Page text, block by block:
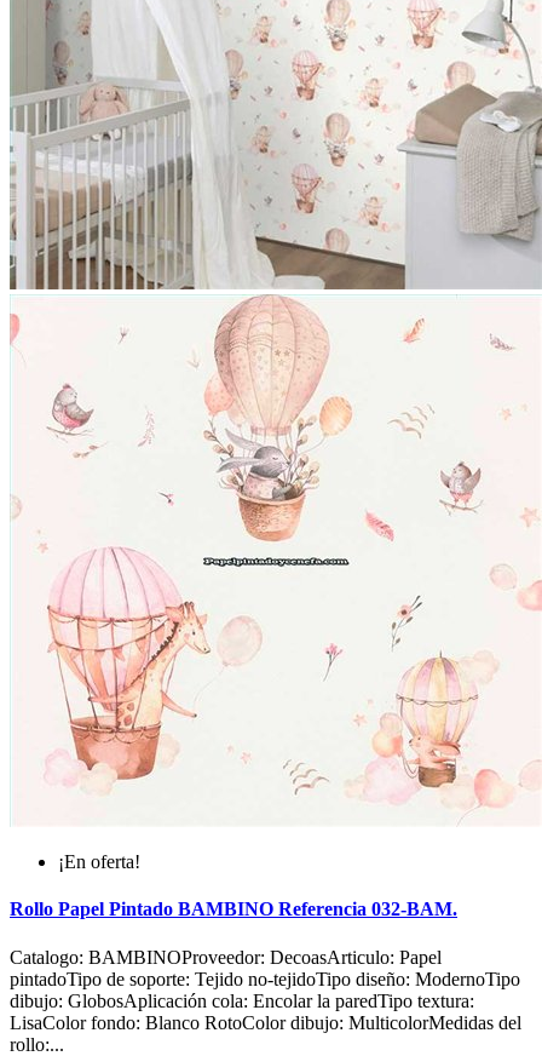
¡En oferta!
Rollo Papel Pintado BAMBINO Referencia 032-BAM.
Catalogo: BAMBINOProveedor: DecoasArticulo: Papel
pintadoTipo de soporte: Tejido no-tejidoTipo diseño: ModernoTipo
dibujo: GlobosAplicación cola: Encolar la paredTipo textura:
LisaColor fondo: Blanco RotoColor dibujo: MulticolorMedidas del
rollo:...